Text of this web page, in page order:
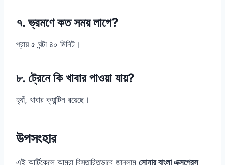
৭. ভ্রমণে কত সময় লাগে?
প্রায় ৫ ঘন্টা ৪০ মিনিট।
৮. ট্রেনে কি খাবার পাওয়া যায়?
হ্যাঁ, খাবার ক্যান্টিন রয়েছে।
উপসংহার
এই আর্টিকেলে আমরা বিস্তারিতভাবে জানলাম সোনার বাংলা এক্সপ্রেস